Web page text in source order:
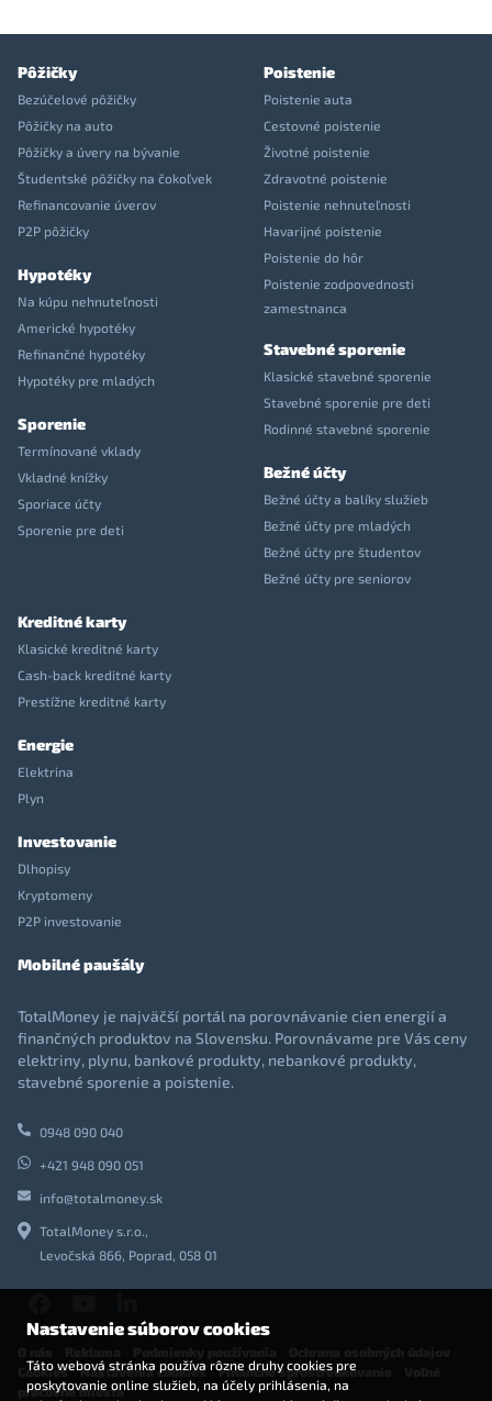
Pôžičky
Bezúčelové pôžičky
Pôžičky na auto
Pôžičky a úvery na bývanie
Študentské pôžičky na čokoľvek
Refinancovanie úverov
P2P pôžičky
Hypotéky
Na kúpu nehnuteľnosti
Americké hypotéky
Refinančné hypotéky
Hypotéky pre mladých
Sporenie
Termínované vklady
Vkladné knížky
Sporiace účty
Sporenie pre deti
Poistenie
Poistenie auta
Cestovné poistenie
Životné poistenie
Zdravotné poistenie
Poistenie nehnuteľnosti
Havarijné poistenie
Poistenie do hôr
Poistenie zodpovednosti
zamestnanca
Stavebné sporenie
Klasické stavebné sporenie
Stavebné sporenie pre deti
Rodinné stavebné sporenie
Bežné účty
Bežné účty a balíky služieb
Bežné účty pre mladých
Bežné účty pre študentov
Bežné účty pre seniorov
Kreditné karty
Klasické kreditné karty
Cash-back kreditné karty
Prestížne kreditné karty
Energie
Elektrina
Plyn
Investovanie
Dlhopisy
Kryptomeny
P2P investovanie
Mobilné paušály
TotalMoney je najväčší portál na porovnávanie cien energií a
finančných produktov na Slovensku. Porovnávame pre Vás ceny
elektriny, plynu, bankové produkty, nebankové produkty,
stavebné sporenie a poistenie.
0948 090 040
+421 948 090 051
info@totalmoney.sk
TotalMoney s.r.o.,
Levočská 866, Poprad, 058 01
Cookies-Nastavenia cookies -Finančné sprostredkovanie
pracovné miesta
Nastavenie súborov cookies
Táto webová stránka používa rôzne druhy cookies pre
poskytovanie online služieb, na účely prihlásenia, na